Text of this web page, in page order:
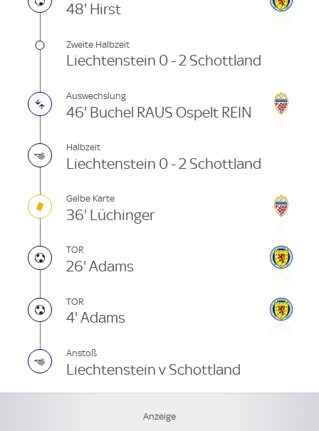
48' Hirst
Zweite Halbzeit
Liechtenstein 0 - 2 Schottland
Auswechslung
46' Buchel RAUS Ospelt REIN
Halbzeit
Liechtenstein 0 - 2 Schottland
Gelbe Karte
36' Lüchinger
TOR
26' Adams
TOR
4' Adams
Anstoß
Liechtenstein v Schottland